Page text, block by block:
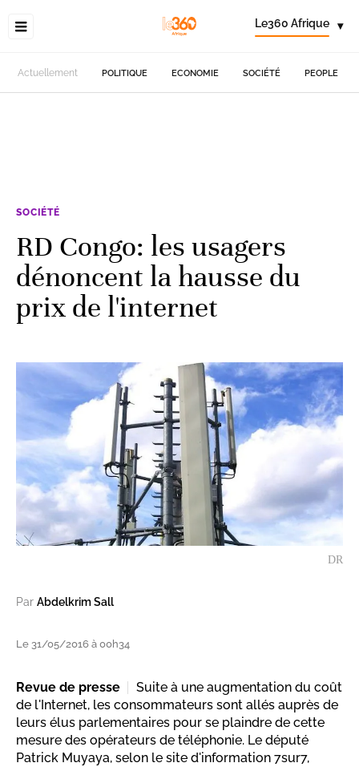
Le360 Afrique ▾
Actuellement POLITIQUE ECONOMIE SOCIÉTÉ PEOPLE
SOCIÉTÉ
RD Congo: les usagers
dénoncent la hausse du
prix de l'internet
DR
Par Abdelkrim Sall
Le 31/05/2016 à 00h34
Revue de presse
Suite à une augmentation du coût
de l'Internet, les consommateurs sont allés auprès de
leurs élus parlementaires pour se plaindre de cette
mesure des opérateurs de téléphonie. Le député
Patrick Muyaya, selon le site d'information 7sur7,